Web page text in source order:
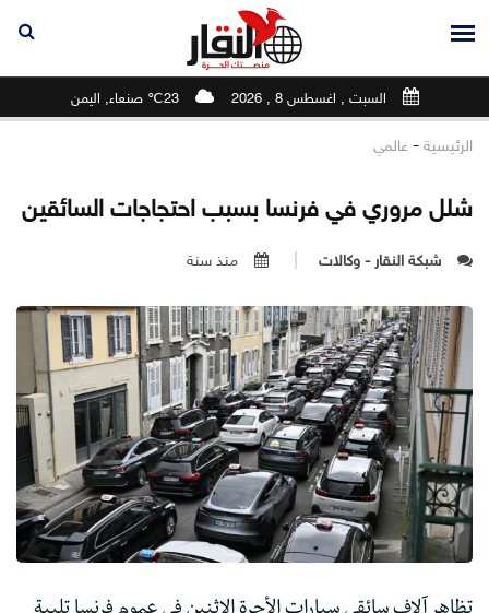
السبت , اغسطس 8 , 2026 23℃ صنعاء, اليمن
الرئيسية - عالمي
شلل مروري في فرنسا بسبب احتجاجات السائقين
شبكة النقار - وكالات منذ سنة